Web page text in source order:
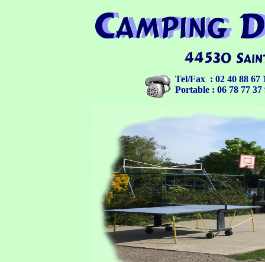
Tel/Fax : 02 40 88 67
Portable : 06 78 77 37